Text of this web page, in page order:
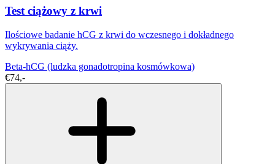
Test ciążowy z krwi
Ilościowe badanie hCG z krwi do wczesnego i dokładnego
wykrywania ciąży.
Beta-hCG (ludzka gonadotropina kosmówkowa)
€74,-